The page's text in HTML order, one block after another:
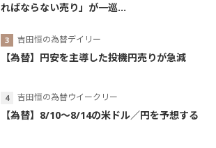
ればならない売り」が一巡...
吉田恒の為替デイリー
【為替】円安を主導した投機円売りが急減
吉田恒の為替ウイークリー
【為替】8/10～8/14の米ドル／円を予想する